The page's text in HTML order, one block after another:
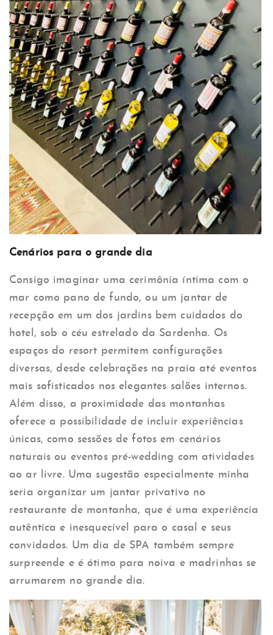
Cenários para o grande dia
Consigo imaginar uma cerimônia íntima com o
mar como pano de fundo, ou um jantar de
recepção em um dos jardins bem cuidados do
hotel, sob o céu estrelado da Sardenha. Os
espaços do resort permitem configurações
diversas, desde celebrações na praia até eventos
mais sofisticados nos elegantes salões internos.
Além disso, a proximidade das montanhas
oferece a possibilidade de incluir experiências
únicas, como sessões de fotos em cenários
naturais ou eventos pré-wedding com atividades
ao ar livre. Uma sugestão especialmente minha
seria organizar um jantar privativo no
restaurante de montanha, que é uma experiência
autêntica e inesquecível para o casal e seus
convidados. Um dia de SPA também sempre
surpreende e é ótimo para noiva e madrinhas se
arrumarem no grande dia.